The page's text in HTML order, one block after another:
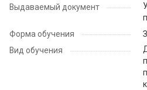
Выдаваемый документ
Форма обучения
Вид обучения